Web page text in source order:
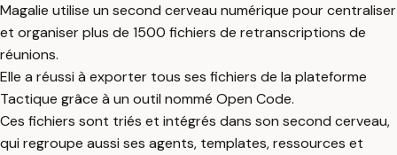
Magalie utilise un second cerveau numérique pour centraliser
et organiser plus de 1500 fichiers de retranscriptions de
réunions.
Elle a réussi à exporter tous ses fichiers de la plateforme
Tactique grâce à un outil nommé Open Code.
Ces fichiers sont triés et intégrés dans son second cerveau,
qui regroupe aussi ses agents, templates, ressources et